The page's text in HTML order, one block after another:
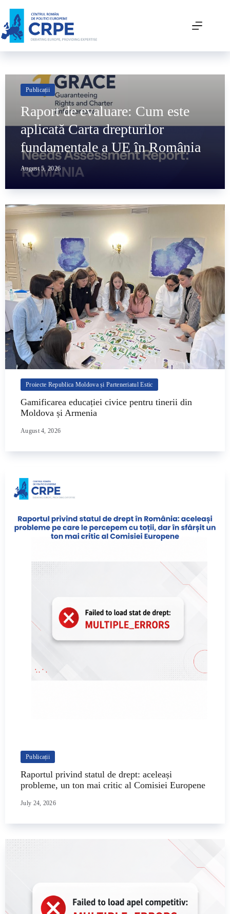
Publicații
Raport de evaluare: Cum este
aplicată Carta drepturilor
fundamentale a UE în România
August 5, 2026
Proiecte Republica Moldova și Parteneriatul Estic
Gamificarea educației civice pentru tinerii din
Moldova și Armenia
August 4, 2026
Publicații
Raportul privind statul de drept: aceleași
probleme, un ton mai critic al Comisiei Europene
July 24, 2026